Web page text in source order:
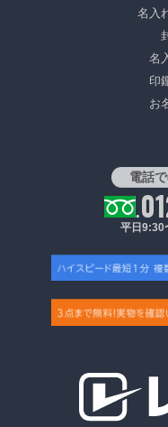
名入
名
印
お
電話
平日9:30